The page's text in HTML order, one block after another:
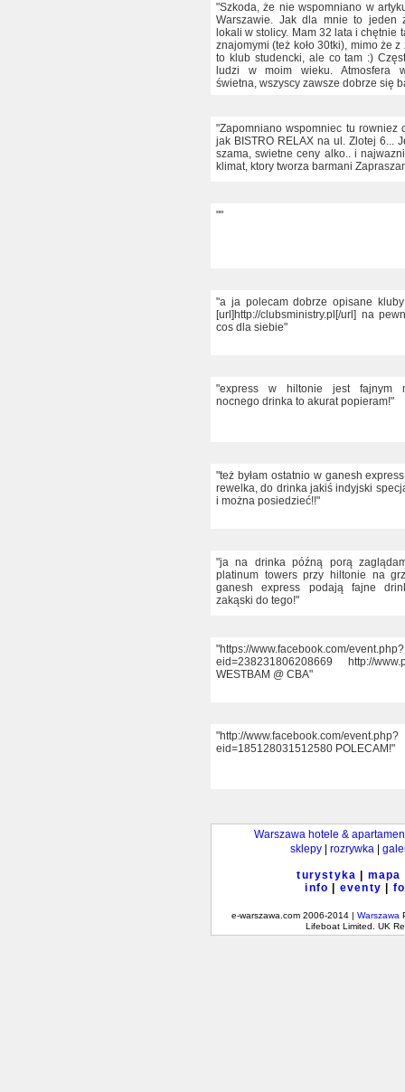
"Szkoda, że nie wspomniano w
Warszawie. Jak dla mnie to jeden
lokali w stolicy. Mam 32 lata i chętnie
znajomymi (też koło 30tki), mimo że z
to klub studencki, ale co tam :)
ludzi w moim wieku. Atmosfera
świetna, wszyscy zawsze dobrze się
"Zapomniano wspomniec tu rowniez
jak BISTRO RELAX na ul. Zlotej 6...
szama, swietne ceny alko.. i
klimat, ktory tworza barmani
""
"a ja polecam dobrze opisane
[url]http://clubsministry.pl[/url] na
cos dla siebie"
"express w hiltonie jest fajnym
nocnego drinka to akurat popieram!"
"też byłam ostatnio w ganesh
rewelka, do drinka jakiś indyjski
i można posiedzieć!!"
"ja na drinka późną porą
platinum towers przy hiltonie na
ganesh express podają fajne
zakąski do tego!"
"https://www.facebook.com/event.php?
eid=238231806208669 http://
WESTBAM @ CBA"
"http://www.facebook.com/event.php?
eid=185128031512580 POLECAM!"
Warszawa hotele &
sklepy
rozrywka
turystyka mapa
info
eventy
e-warszawa.com 2006-2014 | Warszawa
Lifeboat Limited. UK